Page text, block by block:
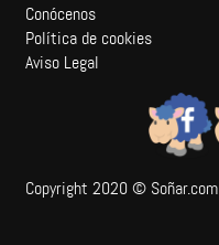
Conócenos
Política de cookies
Aviso Legal
Copyright 2020 © Soñar.com